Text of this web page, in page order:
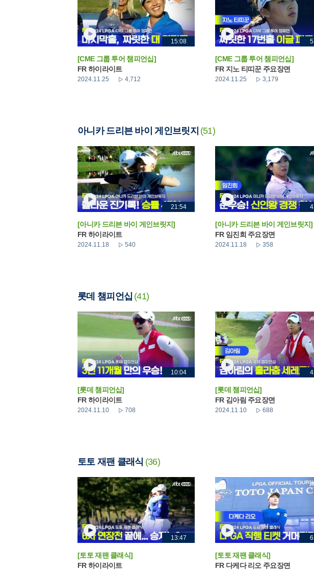
15:08
[CME 그룹 투어 챔피언십]
FR 하이라이트
2024.11.25 4,712
[CME 그룹 투어 챔피언십]
FR 지노 티띠꾼 주요장면
2024.11.25 3,179
아니카 드리븐 바이 게인브릿지 (51)
21:54
[아니카 드리븐 바이 게인브릿지]
FR 하이라이트
2024.11.18 540
[아니카 드리븐 바이 게인브릿지]
FR 임진희 주요장면
2024.11.18 358
롯데 챔피언십 (41)
10:04
[롯데 챔피언십]
FR 하이라이트
2024.11.10 708
[롯데 챔피언십]
FR 김아림 주요장면
2024.11.10 688
토토 재팬 클래식 (36)
13:47
[토토 재팬 클래식]
FR 하이라이트
[토토 재팬 클래식]
FR 다케다 리오 주요장면